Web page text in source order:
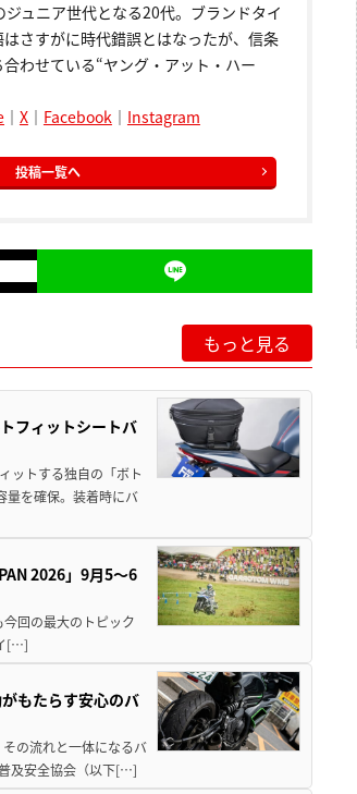
ュニア世代となる20代。ブランドタイ
はさすがに時代錯誤とはなったが、信条
わせている“ヤング・アット・ハー
｜ X｜ Facebook｜ Instagram
投稿一覧へ
もっと見る
フィットシートバ
ットする独自の「ボト
量を確保。装着時にバ
2026」9月5〜6
回の最大のトピック
[…]
もたらす安心のバ
の流れと一体になるバ
及安全協会（以下[…]